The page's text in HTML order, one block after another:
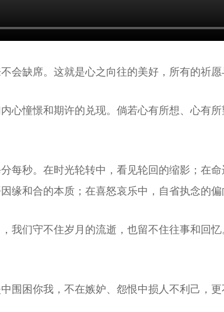
会缺席。这就是心之向往的美好，所有的祈愿
心憧憬和期许的兑现。倘若心有所想、心有
每秒。在时光轮转中，看见轮回的缩影；在
缘和合的本质；在喜怒哀乐中，自省执念的
我们守不住岁月的流逝，也留不住往事和回
围困你我，不在嫉妒、怨恨中损人不利己，更